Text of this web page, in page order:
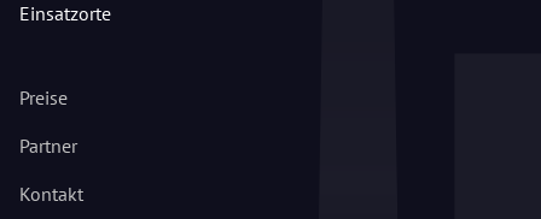
Einsatzorte
Preise
Partner
Kontakt